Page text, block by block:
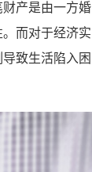
产是由一方婚
而对于经济实
致生活陷入困